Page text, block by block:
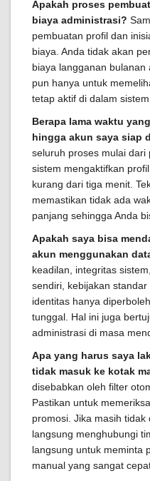
Apakah proses
biaya administrasi?
pembuatan profil dan
biaya. Anda tidak akan
biaya langganan
pun hanya untuk
tetap aktif di dalam sistem.
Berapa lama waktu
hingga akun saya siap
seluruh proses mulai dari
sistem mengaktifkan
kurang dari tiga menit.
memastikan tidak ada
panjang sehingga Anda
Apakah saya bisa
akun menggunakan
keadilan, integritas
sendiri, kebijakan
identitas hanya
tunggal. Hal ini juga
administrasi di masa
Apa yang harus saya
tidak masuk ke kotak
disebabkan oleh filter
Pastikan untuk
promosi. Jika masih tidak
langsung menghubungi
langsung untuk meminta
manual yang sangat